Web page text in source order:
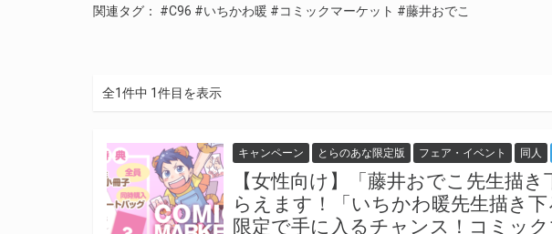
関連タグ： #C96 #いちかわ暖 #コミックマーケット #藤井おでこ
全1件中 1件目を表示
キャンペーン とらのあな限定版 フェア・イベント 同人
【女性向け】「藤井おでこ先生描
らえます！「いちかわ暖先生描き
限定で手に入るチャンス！コミッ